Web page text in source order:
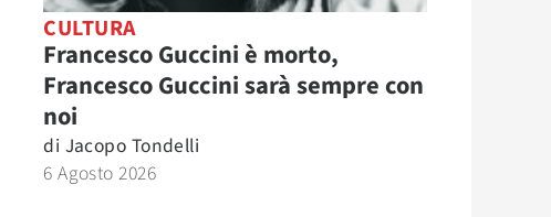
CULTURA
Francesco Guccini è morto,
Francesco Guccini sarà sempre con
noi
di Jacopo Tondelli
6 Agosto 2026